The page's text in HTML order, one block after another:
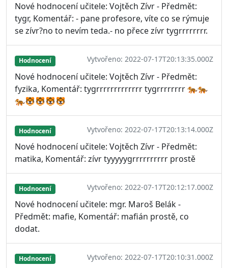
Nové hodnocení učitele: Vojtěch Zívr - Předmět:
tygr, Komentář: - pane profesore, víte co se rýmuje
se zívr?no to nevím teda.- no přece zívr tygrrrrrrrr.
Hodnocení Vytvořeno: 2022-07-17T20:13:35.000Z
Nové hodnocení učitele: Vojtěch Zívr - Předmět:
fyzika, Komentář: tygrrrrrrrrrrrrr tygrrrrrrrr 🐅🐅
🐅🐯🐯🐯🐯
Hodnocení Vytvořeno: 2022-07-17T20:13:14.000Z
Nové hodnocení učitele: Vojtěch Zívr - Předmět:
matika, Komentář: zívr tyyyyygrrrrrrrrrr prostě
Hodnocení Vytvořeno: 2022-07-17T20:12:17.000Z
Nové hodnocení učitele: mgr. Maroš Belák -
Předmět: mafie, Komentář: mafián prostě, co
dodat.
Hodnocení Vytvořeno: 2022-07-17T20:10:31.000Z